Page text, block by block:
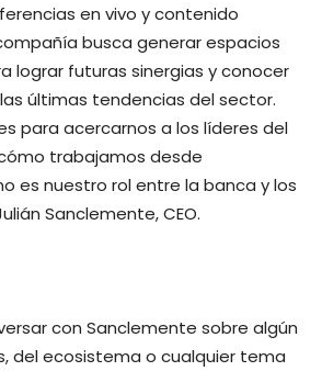
en vivo y contenido
busca generar espacios
lograr futuras sinergias y conocer
últimas tendencias del sector.
para acercarnos a los líderes del
trabajamos desde
es nuestro rol entre la banca y los
Sanclemente, CEO.
con Sanclemente sobre algún
del ecosistema o cualquier tema